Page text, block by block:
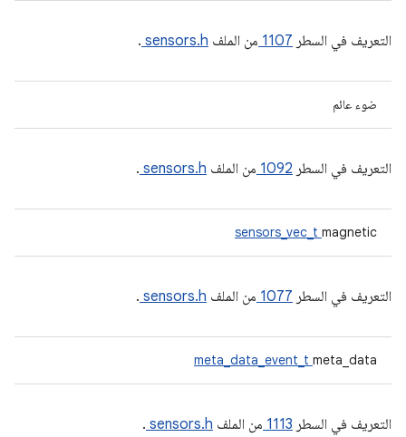
التعريف في السطر 1107 من الملف sensors.h
.
ضوء عائم
التعريف في السطر 1092 من الملف sensors.h
.
sensors_vec_t magnetic
التعريف في السطر 1077 من الملف sensors.h
.
meta_data_event_t meta_data
التعريف في السطر 1113 من الملف sensors.h
.